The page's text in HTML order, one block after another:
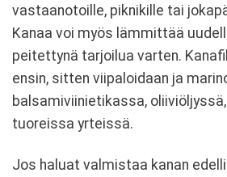
vastaanotoille, piknikille tai
Kanaa voi myös lämmittää
peitettynä tarjoilua varten.
ensin, sitten viipaloidaan ja
balsamiviinietikassa,
tuoreissa yrteissä.
Jos haluat valmistaa kanan